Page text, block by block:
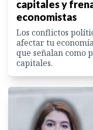
capitales y
economistas
Los conflictos
afectar tu
que señalan como
capitales.